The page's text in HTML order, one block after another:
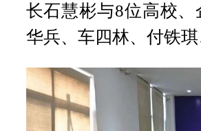
长石慧彬与8位高校
华兵、车四林、付铁